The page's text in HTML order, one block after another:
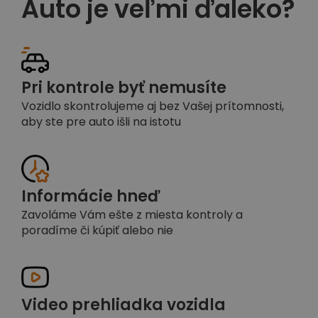
Auto je veľmi ďaleko?
Pri kontrole byť nemusíte
Vozidlo skontrolujeme aj bez Vašej prítomnosti,
aby ste pre auto išli na istotu
Informácie hneď
Zavoláme Vám ešte z miesta kontroly a
poradíme či kúpiť alebo nie
Video prehliadka vozidla